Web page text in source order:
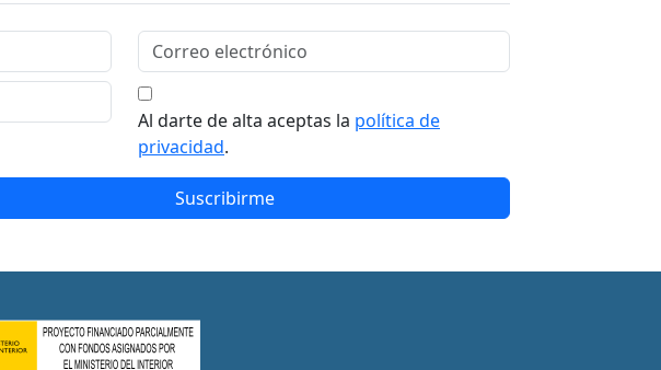
Al darte de alta aceptas la política de
privacidad.
Suscribirme